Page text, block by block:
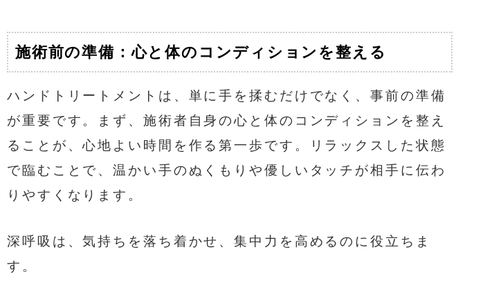
施術前の準備：心と体のコンディションを整える
ハンドトリートメントは、単に手を揉むだけでなく、事前の準備
が重要です。まず、施術者自身の心と体のコンディションを整え
ることが、心地よい時間を作る第一歩です。リラックスした状態
で臨むことで、温かい手のぬくもりや優しいタッチが相手に伝わ
りやすくなります。
深呼吸は、気持ちを落ち着かせ、集中力を高めるのに役立ちま
す。